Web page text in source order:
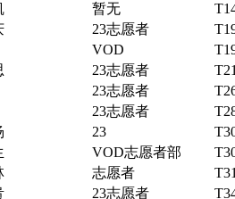
暂无
23志愿者
VOD
23志愿者
23志愿者
23志愿者
23
VOD志愿者部
志愿者
23志愿者